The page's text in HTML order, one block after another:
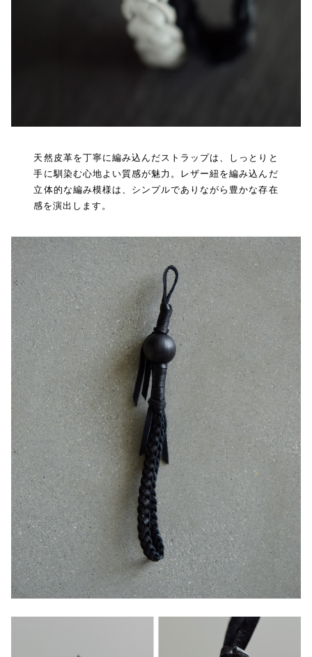
天然皮革を丁寧に編み込んだストラップは、しっとりと
手に馴染む心地よい質感が魅力。レザー紐を編み込んだ
立体的な編み模様は、シンプルでありながら豊かな存在
感を演出します。